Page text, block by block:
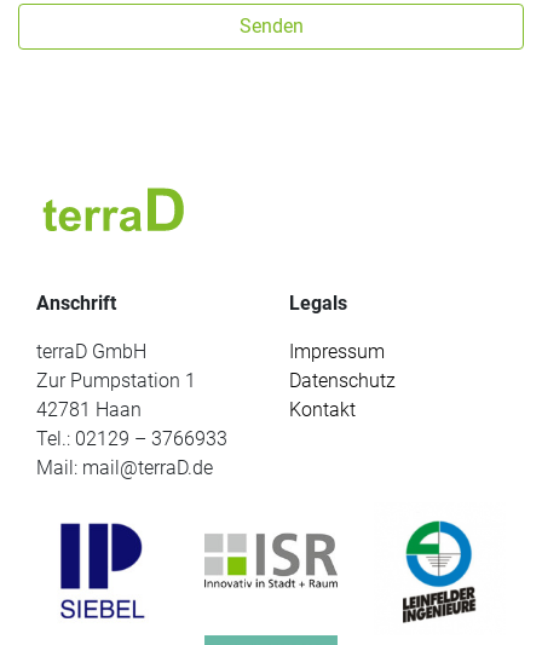
Anschrift
terraD GmbH
Zur Pumpstation 1
42781 Haan
Tel.: 02129 – 3766933
Mail: mail@terraD.de
Legals
Impressum
Datenschutz
Kontakt